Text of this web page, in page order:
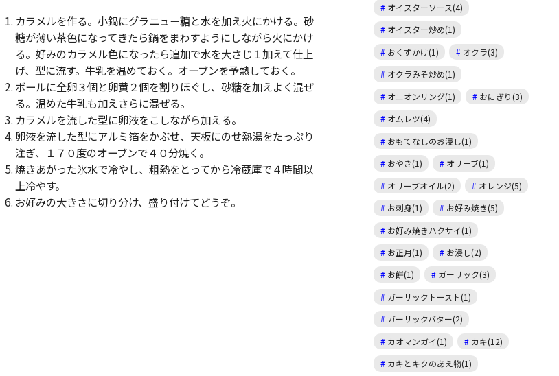
カラメルを作る。小鍋にグラニュー糖と水を加え火にかける。砂
糖が薄い茶色になってきたら鍋をまわすようにしながら火にかけ
る。好みのカラメル色になったら追加で水を大さじ１加えて仕上
げ、型に流す。牛乳を温めておく。オーブンを予熱しておく。
ボールに全卵３個と卵黄２個を割りほぐし、砂糖を加えよく混ぜ
る。温めた牛乳も加えさらに混ぜる。
カラメルを流した型に卵液をこしながら加える。
卵液を流した型にアルミ箔をかぶせ、天板にのせ熱湯をたっぷり
注ぎ、１７０度のオーブンで４０分焼く。
焼きあがった氷水で冷やし、粗熱をとってから冷蔵庫で４時間以
上冷やす。
お好みの大きさに切り分け、盛り付けてどうぞ。
オイスターソース(4)
オイスター炒め(1)
おくずかけ(1)
オクラ(3)
オクラみそ炒め(1)
オニオンリング(1)
おにぎり(3)
オムレツ(4)
おもてなしのお浸し(1)
おやき(1)
オリーブ(1)
オリーブオイル(2)
オレンジ(5)
お刺身(1)
お好み焼き(5)
お好み焼きハクサイ(1)
お正月(1)
お浸し(2)
お餅(1)
ガーリック(3)
ガーリックトースト(1)
ガーリックバター(2)
カオマンガイ(1)
カキ(12)
カキとキクのあえ物(1)